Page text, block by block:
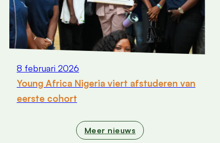
8 februari 2026
Young Africa Nigeria viert afstuderen van
eerste cohort
Meer nieuws